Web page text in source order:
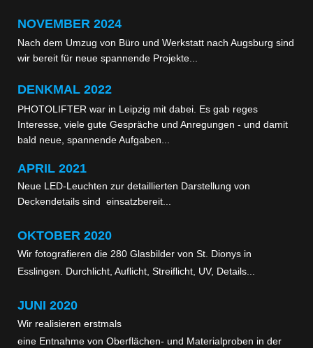
NOVEMBER 2024
Nach dem Umzug von Büro und Werkstatt nach Augsburg sind
wir bereit für neue spannende Projekte...
DENKMAL 2022
PHOTOLIFTER war in Leipzig mit dabei. Es gab reges
Interesse, viele gute Gespräche und Anregungen - und damit
bald neue, spannende Aufgaben...
APRIL 2021
Neue LED-Leuchten zur detaillierten Darstellung von
Deckendetails sind einsatzbereit...
OKTOBER 2020
Wir fotografieren die 280 Glasbilder von St. Dionys in
Esslingen. Durchlicht, Auflicht, Streiflicht, UV, Details...
JUNI 2020
Wir realisieren erstmals
eine Entnahme von Oberflächen- und Materialproben in der